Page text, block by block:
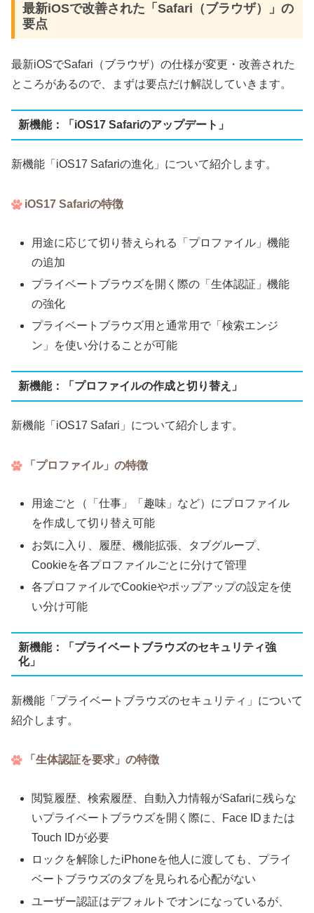
最新iOSで改善された「Safari（ブラウザ）」の
要点
最新iOSでSafari（ブラウザ）の仕様が変更・改善された
ところがあるので、まずは要点だけ解説していきます。
新機能：「iOS17 Safariのアップデート」
新機能「iOS17 Safariの進化」について紹介します。
iOS17 Safariの特徴
用途に応じて切り替えられる「プロファイル」機能
の追加
プライベートブラウズを開く際の「生体認証」機能
の強化
プライベートブラウズ用と通常用で「検索エンジ
ン」を使い分けることが可能
新機能：「プロファイルの作成と切り替え」
新機能「iOS17 Safari」について紹介します。
「プロファイル」の特徴
用途ごと（「仕事」「趣味」など）にプロファイル
を作成して切り替え可能
お気に入り、履歴、機能拡張、タブグループ、
Cookieを各プロファイルごとに分けて管理
各プロファイルでCookieやポップアップの設定を使
い分け可能
新機能：「プライベートブラウズのセキュリティ強
化」
新機能「プライベートブラウズのセキュリティ」について
紹介します。
「生体認証を要求」の特徴
閲覧履歴、検索履歴、自動入力情報がSafariに残らな
いプライベートブラウズを開く際に、Face IDまたは
Touch IDが必要
ロックを解除したiPhoneを他人に渡しても、プライ
ベートブラウズのタブを見られる心配がない
ユーザー認証はデフォルトでオンになっているが、